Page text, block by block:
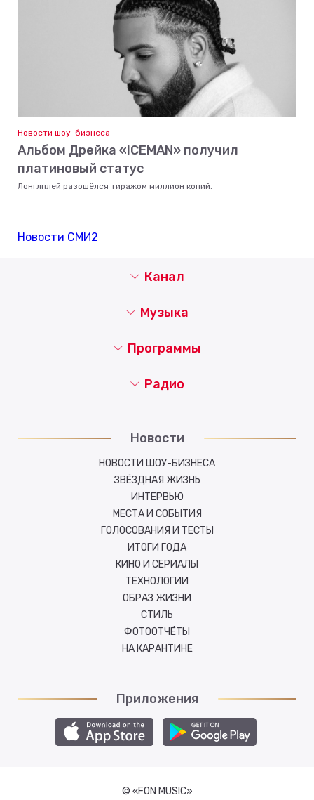
Новости шоу-бизнеса
Альбом Дрейка «ICEMAN» получил
платиновый статус
Лонглплей разошёлся тиражом миллион копий.
Новости СМИ2
Канал
Музыка
Новости
НОВОСТИ ШОУ-БИЗНЕСА
ЗВЁЗДНАЯ ЖИЗНЬ
ИНТЕРВЬЮ
МЕСТА И СОБЫТИЯ
ГОЛОСОВАНИЯ И ТЕСТЫ
ИТОГИ ГОДА
КИНО И СЕРИАЛЫ
ТЕХНОЛОГИИ
ОБРАЗ ЖИЗНИ
СТИЛЬ
ФОТООТЧЁТЫ
НА КАРАНТИНЕ
Программы
Радио
Приложения
© «FON MUSIC»